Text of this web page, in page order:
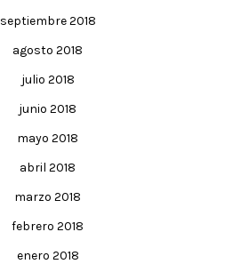
septiembre 2018
agosto 2018
julio 2018
junio 2018
mayo 2018
abril 2018
marzo 2018
febrero 2018
enero 2018